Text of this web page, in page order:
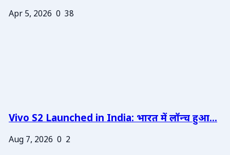
Apr 5, 2026 0 38
Vivo S2 Launched in India: भारत में लॉन्च हुआ...
Aug 7, 2026 0 2